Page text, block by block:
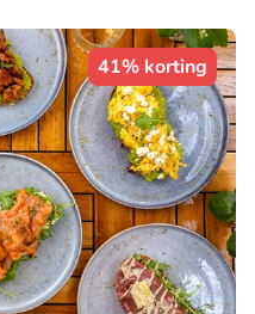
41% korting